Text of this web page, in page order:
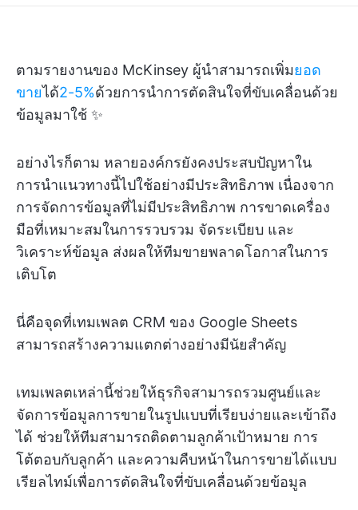
ตามรายงานของ McKinsey ผู้นำสามารถเพิ่มยอด
ขายได้2-5%ด้วยการนำการตัดสินใจที่ขับเคลื่อนด้วย
ข้อมูลมาใช้ ✨
อย่างไรก็ตาม หลายองค์กรยังคงประสบปัญหาใน
การนำแนวทางนี้ไปใช้อย่างมีประสิทธิภาพ เนื่องจาก
การจัดการข้อมูลที่ไม่มีประสิทธิภาพ การขาดเครื่อง
มือที่เหมาะสมในการรวบรวม จัดระเบียบ และ
วิเคราะห์ข้อมูล ส่งผลให้ทีมขายพลาดโอกาสในการ
เติบโต
นี่คือจุดที่เทมเพลต CRM ของ Google Sheets
สามารถสร้างความแตกต่างอย่างมีนัยสำคัญ
เทมเพลตเหล่านี้ช่วยให้ธุรกิจสามารถรวมศูนย์และ
จัดการข้อมูลการขายในรูปแบบที่เรียบง่ายและเข้าถึง
ได้ ช่วยให้ทีมสามารถติดตามลูกค้าเป้าหมาย การ
โต้ตอบกับลูกค้า และความคืบหน้าในการขายได้แบบ
เรียลไทม์เพื่อการตัดสินใจที่ขับเคลื่อนด้วยข้อมูล